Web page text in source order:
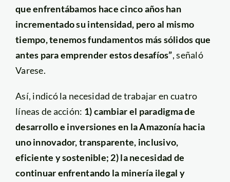
que enfrentábamos hace cinco años han
incrementado su intensidad, pero al mismo
tiempo, tenemos fundamentos más sólidos que
antes para emprender estos desafíos”, señaló
Varese.
Así, indicó la necesidad de trabajar en cuatro
líneas de acción: 1) cambiar el paradigma de
desarrollo e inversiones en la Amazonía hacia
uno innovador, transparente, inclusivo,
eficiente y sostenible; 2) la necesidad de
continuar enfrentando la minería ilegal y